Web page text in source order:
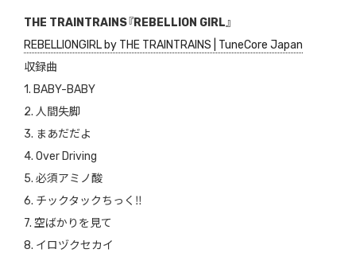
THE TRAINTRAINS『REBELLION GIRL』
REBELLIONGIRL by THE TRAINTRAINS | TuneCore Japan
収録曲
1. BABY-BABY
2. 人間失脚
3. まあだだよ
4. Over Driving
5. 必須アミノ酸
6. チックタックちっく‼︎
7. 空ばかりを見て
8. イロヅクセカイ